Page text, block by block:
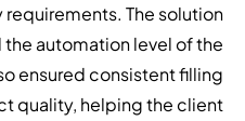
The solution
automation level of the
ensured consistent filling
quality, helping the client